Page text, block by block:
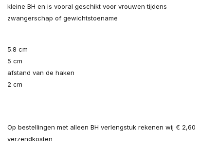
kleine BH en is vooral geschikt voor vrouwen tijdens
zwangerschap of gewichtstoename
5.8 cm
5 cm
afstand van de haken
2 cm
Op bestellingen met alleen BH verlengstuk rekenen wij € 2,60
verzendkosten